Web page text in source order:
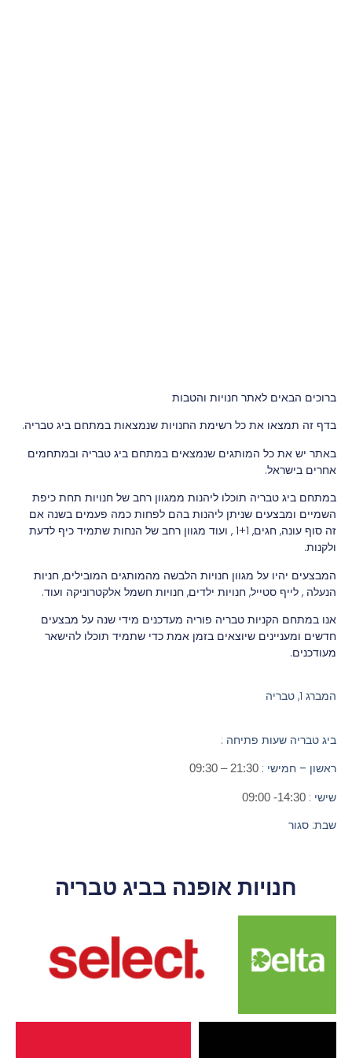
ברוכים הבאים לאתר חנויות והטבות
בדף זה תמצאו את כל רשימת החנויות שנמצאות במתחם ביג טבריה.
באתר יש את כל המותגים שנמצאים במתחם ביג טבריה ובמתחמים
אחרים בישראל.
במתחם ביג טבריה תוכלו ליהנות ממגוון רחב של חנויות תחת כיפת
השמיים ומבצעים שניתן ליהנות בהם לפחות כמה פעמים בשנה אם
זה סוף עונה, חגים, 1+1 , ועוד מגוון רחב של הנחות שתמיד כיף לדעת
ולקנות.
המבצעים יהיו על מגוון חנויות הלבשה מהמותגים המובילים, חניות
הנעלה , לייף סטייל, חנויות ילדים, חנויות חשמל אלקטרוניקה ועוד.
אנו במתחם הקניות טבריה פוריה מעדכנים מידי שנה על מבצעים
חדשים ומעניינים שיוצאים בזמן אמת כדי שתמיד תוכלו להישאר
מעודכנים.
המברג 1, טבריה
ביג טבריה שעות פתיחה :
ראשון – חמישי :
21:30 – 09:30
שישי :
14:30- 09:00
שבת: סגור
חנויות אופנה בביג טבריה